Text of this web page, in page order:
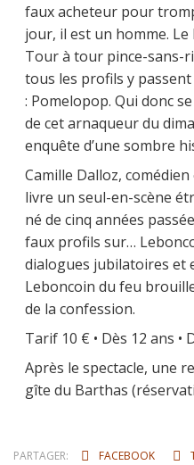
faux acheteur pour
jour, il est un homme.
Tour à tour pince-sans-
tous les profils y
: Pomelopop. Qui donc
de cet arnaqueur du
enquête d’une sombre
Camille Dalloz,
livre un seul-en-scène
né de cinq années
faux profils sur…
dialogues jubilatoires et
Leboncoin du feu
de la confession.
Tarif 10 € • Dès 12 ans •
Après le spectacle, une
gîte du Barthas
PARTAGER: FACEBOOK